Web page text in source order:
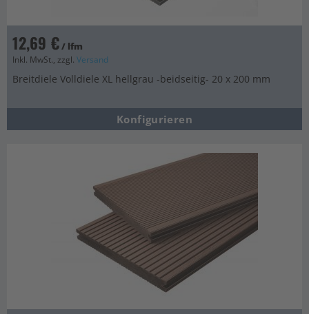
12,69 €/ lfm
Inkl. MwSt., zzgl. Versand
Breitdiele Volldiele XL hellgrau -beidseitig- 20 x 200 mm
Konfigurieren